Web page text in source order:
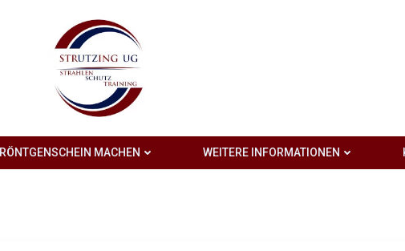
RÖNTGENSCHEIN MACHEN WEITERE INFORMATIONEN